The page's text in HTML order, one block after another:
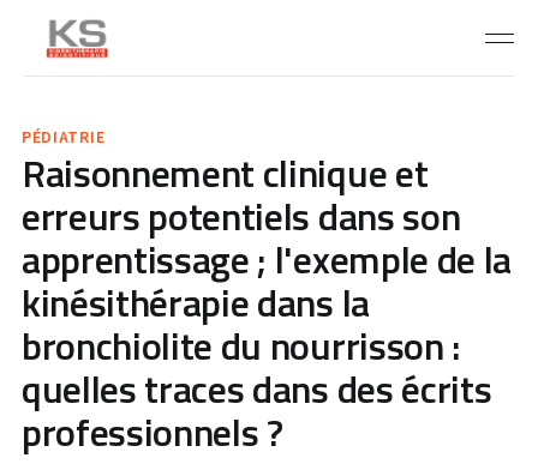
PÉDIATRIE
Raisonnement clinique et
erreurs potentiels dans son
apprentissage ; l'exemple de la
kinésithérapie dans la
bronchiolite du nourrisson :
quelles traces dans des écrits
professionnels ?